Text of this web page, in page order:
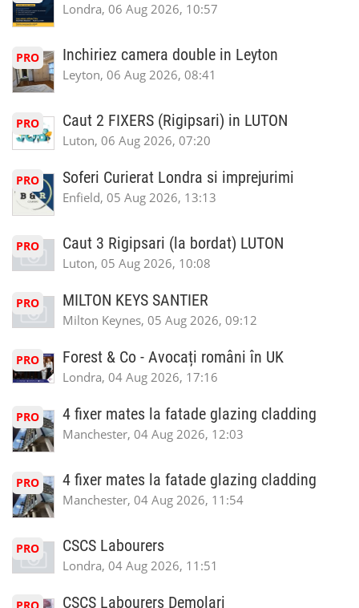
Londra, 06 Aug 2026, 10:57
PRO Inchiriez camera double in Leyton
Leyton, 06 Aug 2026, 08:41
PRO Caut 2 FIXERS (Rigipsari) in LUTON
Luton, 06 Aug 2026, 07:20
PRO Soferi Curierat Londra si imprejurimi
Enfield, 05 Aug 2026, 13:13
PRO Caut 3 Rigipsari (la bordat) LUTON
Luton, 05 Aug 2026, 10:08
PRO MILTON KEYS SANTIER
Milton Keynes, 05 Aug 2026, 09:12
PRO Forest & Co - Avocați români în UK
Londra, 04 Aug 2026, 17:16
PRO 4 fixer mates la fatade glazing cladding
Manchester, 04 Aug 2026, 12:03
PRO 4 fixer mates la fatade glazing cladding
Manchester, 04 Aug 2026, 11:54
PRO CSCS Labourers
Londra, 04 Aug 2026, 11:51
CSCS Labourers Demolari